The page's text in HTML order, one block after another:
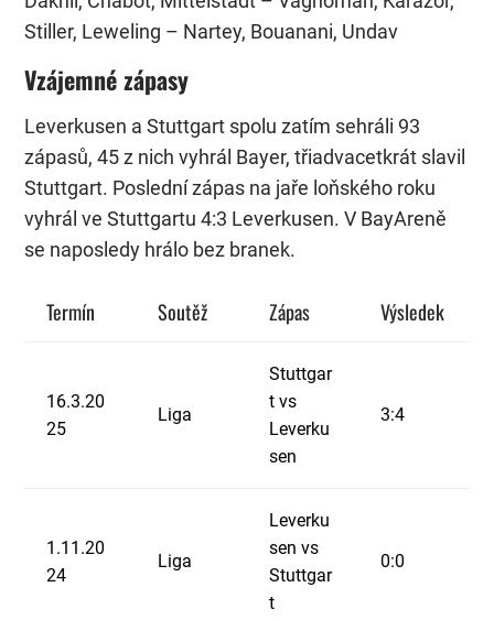
Stiller, Leweling – Nartey, Bouanani, Undav
Vzájemné zápasy
Leverkusen a Stuttgart spolu zatím sehráli 93
zápasů, 45 z nich vyhrál Bayer, třiadvacetkrát slavil
Stuttgart. Poslední zápas na jaře loňského roku
vyhrál ve Stuttgartu 4:3 Leverkusen. V BayAreně
se naposledy hrálo bez branek.
Termín Soutěž Zápas Výsledek
16.3.20
25
Liga
Stuttgar
t vs
Leverku
sen
3:4
1.11.20
24
Liga
Leverku
sen vs
Stuttgar
t
0:0